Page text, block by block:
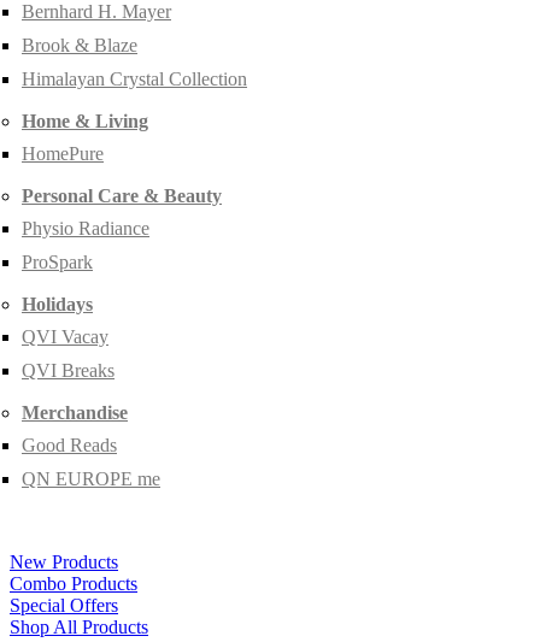
Bernhard H. Mayer
Brook & Blaze
Himalayan Crystal Collection
Home & Living
HomePure
Personal Care & Beauty
Physio Radiance
ProSpark
Holidays
QVI Vacay
QVI Breaks
Merchandise
Good Reads
QN EUROPE me
New Products
Combo Products
Special Offers
Shop All Products